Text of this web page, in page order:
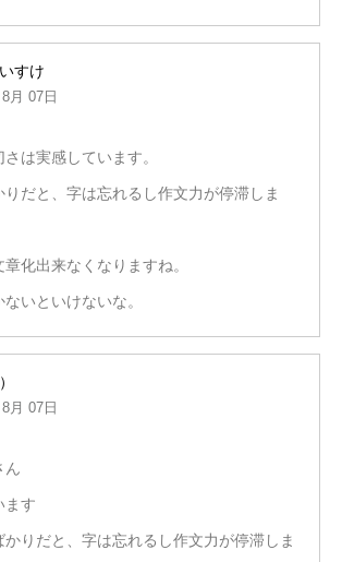
すけ
月 07日
は実感しています。
りだと、字は忘れるし作文力が停滞しま
化出来なくなりますね。
いといけないな。
月 07日
ん
ます
かりだと、字は忘れるし作文力が停滞しま